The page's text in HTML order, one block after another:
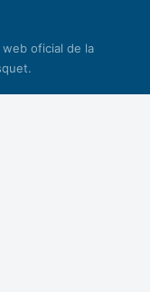
oficial de la